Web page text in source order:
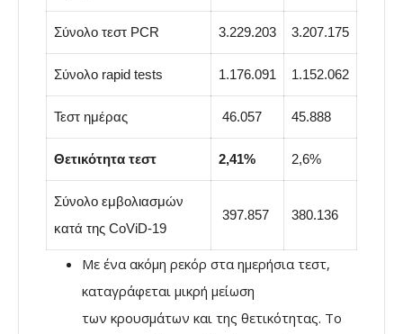
Σύνολο τεστ PCR 3.229.203 3.207.175
Σύνολο rapid tests 1.176.091 1.152.062
Τεστ ημέρας 46.057 45.888
Θετικότητα τεστ 2,41% 2,6%
Σύνολο εμβολιασμών
κατά της CoViD-19
397.857 380.136
Με ένα ακόμη ρεκόρ στα ημερήσια τεστ,
καταγράφεται μικρή μείωση
των κρουσμάτων και της θετικότητας. Το